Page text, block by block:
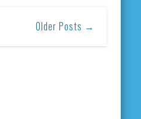
Older Posts →